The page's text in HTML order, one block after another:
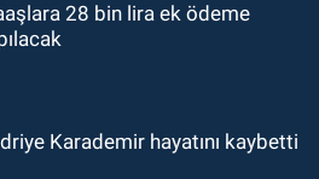
28 bin lira ek ödeme
Karademir hayatını kaybetti